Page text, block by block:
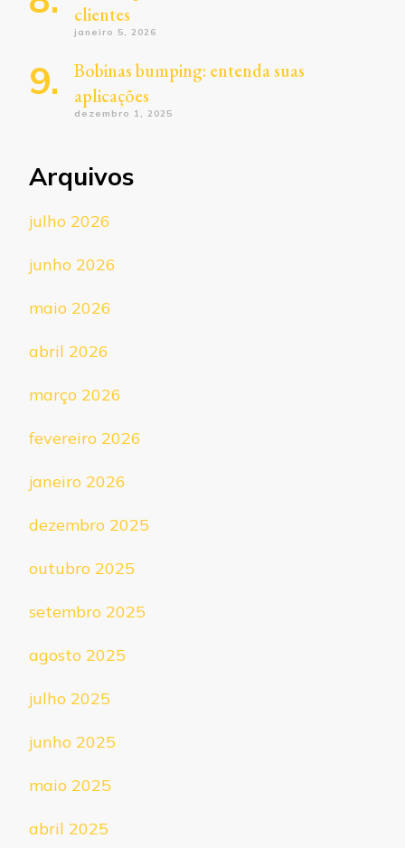
clientes
janeiro 5, 2026
Bobinas bumping: entenda suas
aplicações
dezembro 1, 2025
Arquivos
julho 2026
junho 2026
maio 2026
abril 2026
março 2026
fevereiro 2026
janeiro 2026
dezembro 2025
outubro 2025
setembro 2025
agosto 2025
julho 2025
junho 2025
maio 2025
abril 2025